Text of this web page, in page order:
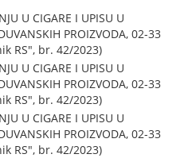
U CIGARE I UPISU U
PROIZVODA, 02-33
RS", br. 42/2023)
U CIGARE I UPISU U
PROIZVODA, 02-33
RS", br. 42/2023)
U CIGARE I UPISU U
PROIZVODA, 02-33
RS", br. 42/2023)